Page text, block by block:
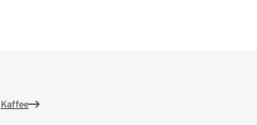
Kaffee